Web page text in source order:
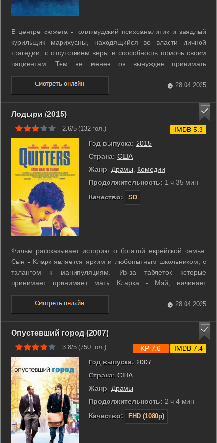
В центре сюжета - голливудский психоаналитик и заядлый
курильщик марихуаны, находящийся во власти личной
трагедии, с отсутствием веры в способность помочь своим
пациентам. Тем не менее он вынужден принимать
бесконечно страдающих знаменитостей... ...
28.04.2025
Лодыри (2015)
2.6/5 (132 гол.)
Год выпуска: 2015
Страна: США
Жанр: Драмы
Комедии
Продолжительность: 1 ч 35 мин
Качество:
SD
IMDB 5.3
Фильм рассказывает историю о богатой еврейской семье.
Сын - Кларк является ярким и любопытным школьником, с
талантом к манипуляциям. Из-за таблеток которые
принимает принимает мать Кларка - Мэй, начинает
рушиться семья. Сам Кларк думает о бегстве из дома, но он
должен решить, куда идти. ...
28.04.2025
Опустевший город (2007)
3.8/5 (750 гол.)
Год выпуска: 2007
Страна: США
Жанр: Драмы
Продолжительность: 2 ч 4 мин
Качество:
FHD (1080p)
KP 7.6 IMDB 7.4